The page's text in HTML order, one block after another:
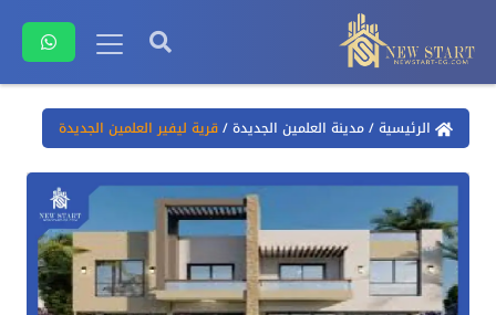
الرئيسية/مدينة العلمين الجديدة/قرية ليفير العلمين الجديدة